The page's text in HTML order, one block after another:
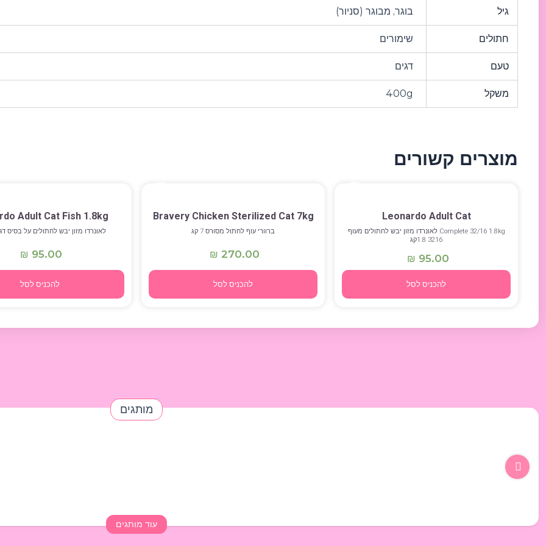
גיל בוגר, מבוגר (סניור)
חתולים שימורים
טעם דגים
משקל 400g
מוצרים קשורים
Leonardo Adult Cat
Сomplete 32/16 1.8kg לאונרדו מזון יבש לחתולים מעוף
3216 1.8קג
₪ 95.00
להכניס לסל
Bravery Chicken Sterilized Cat 7kg
ברוורי עוף לחתול מסורס 7 קג
₪ 270.00
להכניס לסל
Adult Cat Fish 1.8kg
לאונרדו מזון יבש לחתולים על בסיס דגים
₪ 95.00
להכניס לסל
מותגים
עוד מותגים